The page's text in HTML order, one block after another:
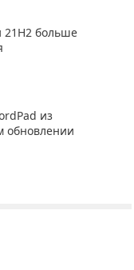
21H2 больше
из
обновлении